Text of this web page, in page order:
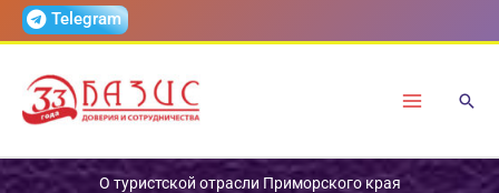
ПерейтиTelegram
О туристской отрасли Приморского края